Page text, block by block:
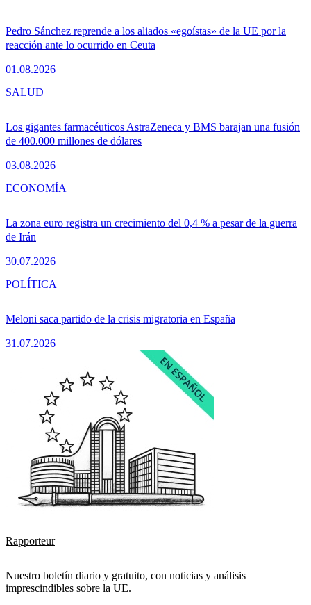
Pedro Sánchez reprende a los aliados «egoístas» de la UE por la
reacción ante lo ocurrido en Ceuta
01.08.2026
Los gigantes farmacéuticos AstraZeneca y BMS barajan una fusión
de 400.000 millones de dólares
03.08.2026
SALUD
La zona euro registra un crecimiento del 0,4 % a pesar de la guerra
de Irán
30.07.2026
ECONOMÍA
Meloni saca partido de la crisis migratoria en España
31.07.2026
POLÍTICA
Rapporteur
Nuestro boletín diario y gratuito, con noticias y análisis
imprescindibles sobre la UE.